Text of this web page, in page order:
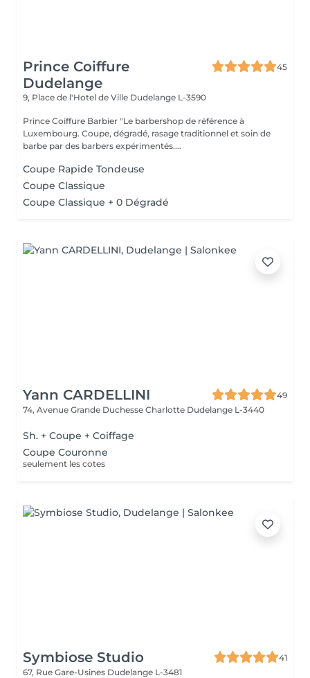
Prince Coiffure
Dudelange
45
9, Place de l'Hotel de Ville Dudelange L-3590
Prince Coiffure Barbier "Le barbershop de référence à
Luxembourg. Coupe, dégradé, rasage traditionnel et soin de
barbe par des barbers expérimentés....
Coupe Rapide Tondeuse
Coupe Classique
Coupe Classique + 0 Dégradé
Yann CARDELLINI
49
74, Avenue Grande Duchesse Charlotte Dudelange L-3440
Sh. + Coupe + Coiffage
Coupe Couronne
seulement les cotes
Symbiose Studio
41
67, Rue Gare-Usines Dudelange L-3481